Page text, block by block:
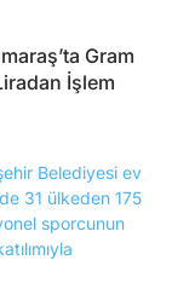
Gram
İşlem